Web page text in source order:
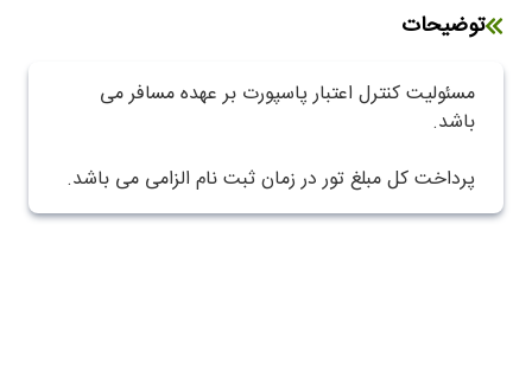
توضیحات
مسئولیت کنترل اعتبار پاسپورت بر عهده مسافر می
باشد.
پرداخت کل مبلغ تور در زمان ثبت نام الزامی می باشد.